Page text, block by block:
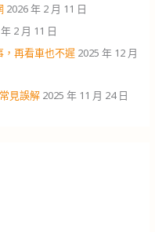
2026 年 2 月 11 日
2 月 11 日
，再看車也不遲 2025 年 12 月
見誤解 2025 年 11 月 24 日